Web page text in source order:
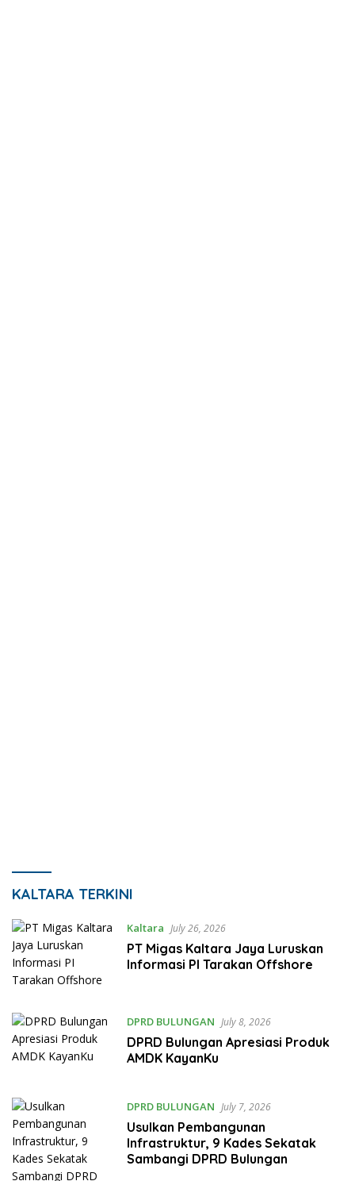
JurnalKaltara.com
KALTARA TERKINI
Kaltara July 26, 2026
PT Migas Kaltara Jaya Luruskan
Informasi PI Tarakan Offshore
DPRD BULUNGAN July 8, 2026
DPRD Bulungan Apresiasi Produk
AMDK KayanKu
DPRD BULUNGAN July 7, 2026
Usulkan Pembangunan
Infrastruktur, 9 Kades Sekatak
Sambangi DPRD Bulungan